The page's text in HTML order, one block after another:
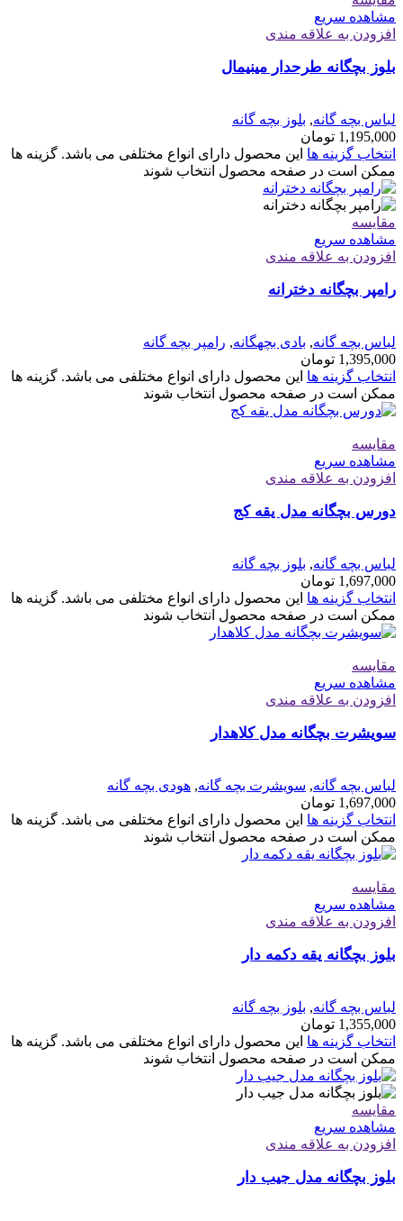
مشاهده سریع
افزودن به علاقه مندی
بلوز بچگانه طرحدار مینیمال
لباس بچه گانه, بلوز بچه گانه
1,195,000 تومان
انتخاب گزینه ها این محصول دارای انواع مختلفی می باشد. گزینه ها
ممکن است در صفحه محصول انتخاب شوند
مقایسه
مشاهده سریع
افزودن به علاقه مندی
رامپر بچگانه دخترانه
لباس بچه گانه, بادی بچهگانه, رامپر بچه گانه
1,395,000 تومان
انتخاب گزینه ها این محصول دارای انواع مختلفی می باشد. گزینه ها
ممکن است در صفحه محصول انتخاب شوند
مقایسه
مشاهده سریع
افزودن به علاقه مندی
دورس بچگانه مدل یقه کج
لباس بچه گانه, بلوز بچه گانه
1,697,000 تومان
انتخاب گزینه ها این محصول دارای انواع مختلفی می باشد. گزینه ها
ممکن است در صفحه محصول انتخاب شوند
مقایسه
مشاهده سریع
افزودن به علاقه مندی
سویشرت بچگانه مدل کلاهدار
لباس بچه گانه, سویشرت بچه گانه, هودی بچه گانه
1,697,000 تومان
انتخاب گزینه ها این محصول دارای انواع مختلفی می باشد. گزینه ها
ممکن است در صفحه محصول انتخاب شوند
مقایسه
مشاهده سریع
افزودن به علاقه مندی
بلوز بچگانه یقه دکمه دار
لباس بچه گانه, بلوز بچه گانه
1,355,000 تومان
انتخاب گزینه ها این محصول دارای انواع مختلفی می باشد. گزینه ها
ممکن است در صفحه محصول انتخاب شوند
مقایسه
مشاهده سریع
افزودن به علاقه مندی
بلوز بچگانه مدل جیب دار